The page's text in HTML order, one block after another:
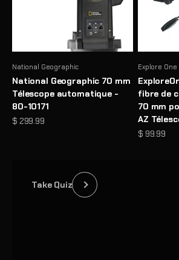
National Geographic
National Geographic 70 mm
Télescope automatique -
80-10171
Prix de vente
$ 299.99
Need Help Choosing a Telescope?
Take Quiz
Explore One
fibre de
70 mm
AZ
Prix de
$ 99.99